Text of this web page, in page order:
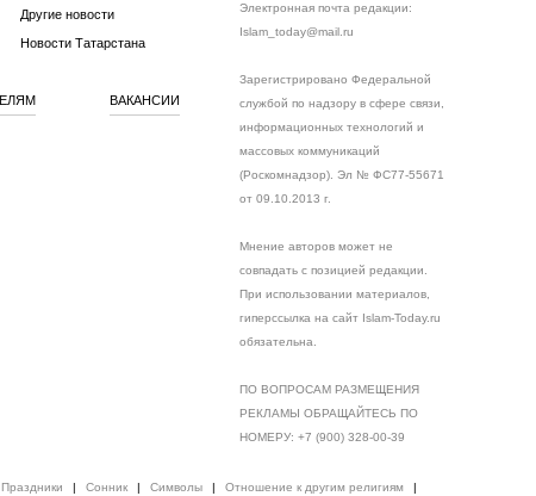
Другие новости
Новости Татарстана
ВАКАНСИИ
Электронная почта редакции:
Islam_today@mail.ru
Зарегистрировано Федеральной
службой по надзору в сфере связи,
информационных технологий и
массовых коммуникаций
(Роскомнадзор). Эл № ФС77-55671
от 09.10.2013 г.
Мнение авторов может не
совпадать с позицией редакции.
При использовании материалов,
гиперссылка на сайт Islam-Today.ru
обязательна.
ПО ВОПРОСАМ РАЗМЕЩЕНИЯ
РЕКЛАМЫ ОБРАЩАЙТЕСЬ ПО
НОМЕРУ: +7 (900) 328-00-39
Праздники | Сонник | Символы | Отношение к другим религиям |